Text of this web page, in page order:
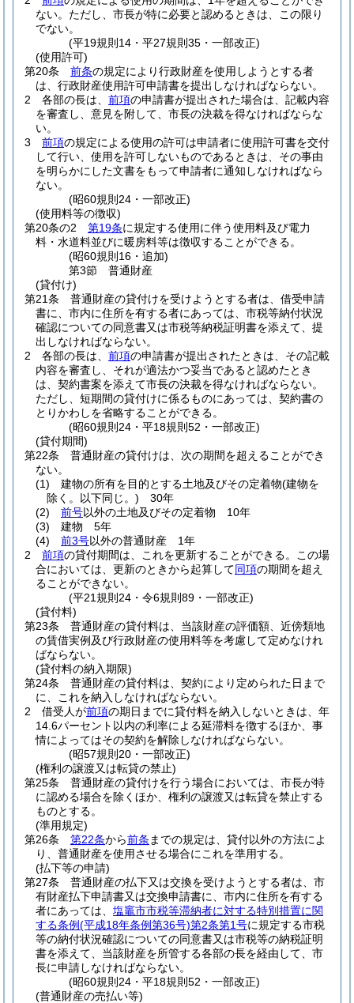
ない。 ただし、市長が特に必要と認めるときは、この限り
でない。
(平19規則14・平27規則35・一部改正)
(使用許可)
第20条
前条の規定により行政財産を使用しようとする者
は、行政財産使用許可申請書を提出しなければならない。
2
各部の長は、 前項の申請書が提出された場合は、記載内容
を審査し、意見を附して、市長の決裁を得なければならな
い。
3
前項の規定による使用の許可は申請者に使用許可書を交付
して行い、使用を許可しないものであるときは、その事由
を明らかにした文書をもって申請者に通知しなければなら
ない。
(昭60規則24・一部改正)
(使用料等の徴収)
第20条の2
第19条に規定する使用に伴う使用料及び電力
料・水道料並びに暖房料等は徴収することができる。
(昭60規則16・追加)
第3節
普通財産
(貸付け)
第21条
普通財産の貸付けを受けようとする者は、借受申請
書に、市内に住所を有する者にあっては、市税等納付状況
確認についての同意書又は市税等納税証明書を添えて、提
出しなければならない。
2
各部の長は、 前項の申請書が提出されたときは、その記載
内容を審査し、それが適法かつ妥当であると認めたとき
は、契約書案を添えて市長の決裁を得なければならない。
ただし、短期間の貸付けに係るものにあっては、契約書の
とりかわしを省略することができる。
(昭60規則24・平18規則52・一部改正)
(貸付期間)
第22条
普通財産の貸付けは、次の期間を超えることができ
ない。
(1)
建物の所有を目的とする土地及びその定着物(建物を
除く。以下同じ。) 30年
(2)
前号以外の土地及びその定着物 10年
(3)
建物 5年
(4)
前3号以外の普通財産 1年
2
前項の貸付期間は、これを更新することができる。
この場
合においては、更新のときから起算して同項の期間を超え
ることができない。
(平21規則24・令6規則89・一部改正)
(貸付料)
第23条
普通財産の貸付料は、当該財産の評価額、近傍類地
の賃借実例及び行政財産の使用料等を考慮して定めなけれ
ばならない。
(貸付料の納入期限)
第24条
普通財産の貸付料は、契約により定められた日まで
に、これを納入しなければならない。
2
借受人が前項の期日までに貸付料を納入しないときは、年
14.6パーセント以内の利率による延滞料を徴するほか、事
情によってはその契約を解除しなければならない。
(昭57規則20・一部改正)
(権利の譲渡又は転貸の禁止)
第25条
普通財産の貸付けを行う場合においては、市長が特
に認める場合を除くほか、権利の譲渡又は転貸を禁止する
ものとする。
(準用規定)
第26条
第22条から前条 までの規定は、貸付以外の方法によ
り、普通財産を使用させる場合にこれを準用する。
(払下等の申請)
第27条
普通財産の払下又は交換を受けようとする者は、市
有財産払下申請書又は交換申請書に、市内に住所を有する
者にあっては、 塩竈市市税等滞納者に対する特別措置に関
する条例(平成18年条例第36号)第2条第1号に規定する市税
等の納付状況確認についての同意書又は市税等の納税証明
書を添えて、当該財産を所管する各部の長を経由して、市
長に申請しなければならない。
(昭60規則24・平18規則52・一部改正)
(普通財産の売払い等)